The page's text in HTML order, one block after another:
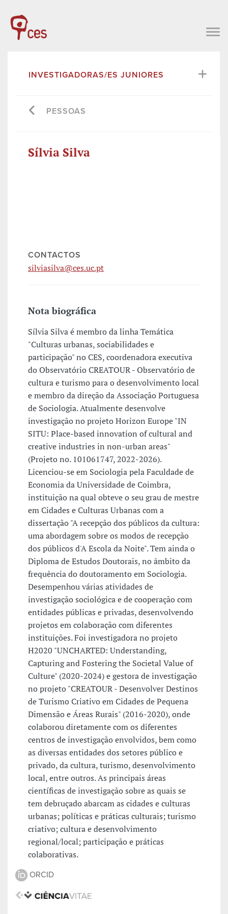
INVESTIGADORAS/ES JUNIORES
PESSOAS
Sílvia Silva
CONTACTOS
silviasilva@ces.uc.pt
Nota biográfica
Sílvia Silva é membro da linha Temática
"Culturas urbanas, sociabilidades e
participação" no CES, coordenadora executiva
do Observatório CREATOUR - Observatório de
cultura e turismo para o desenvolvimento local
e membro da direção da Associação Portuguesa
de Sociologia. Atualmente desenvolve
investigação no projeto Horizon Europe "IN
SITU: Place-based innovation of cultural and
creative industries in non-urban areas"
(Projeto no. 101061747, 2022-2026).
Licenciou-se em Sociologia pela Faculdade de
Economia da Universidade de Coimbra,
instituição na qual obteve o seu grau de mestre
em Cidades e Culturas Urbanas com a
dissertação "A recepção dos públicos da cultura:
uma abordagem sobre os modos de recepção
dos públicos d'A Escola da Noite". Tem ainda o
Diploma de Estudos Doutorais, no âmbito da
frequência do doutoramento em Sociologia.
Desempenhou várias atividades de
investigação sociológica e de cooperação com
entidades públicas e privadas, desenvolvendo
projetos em colaboração com diferentes
instituições. Foi investigadora no projeto
H2020 "UNCHARTED: Understanding,
Capturing and Fostering the Societal Value of
Culture" (2020-2024) e gestora de investigação
no projeto "CREATOUR - Desenvolver Destinos
de Turismo Criativo em Cidades de Pequena
Dimensão e Áreas Rurais" (2016-2020), onde
colaborou diretamente com os diferentes
centros de investigação envolvidos, bem como
as diversas entidades dos setores público e
privado, da cultura, turismo, desenvolvimento
local, entre outros. As principais áreas
científicas de investigação sobre as quais se
tem debruçado abarcam as cidades e culturas
urbanas; políticas e práticas culturais; turismo
criativo; cultura e desenvolvimento
regional/local; participação e práticas
colaborativas.
ORCID